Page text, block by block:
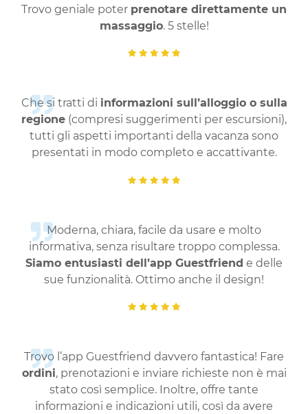
Trovo geniale poter prenotare direttamente un
massaggio. 5 stelle!
Che si tratti di informazioni sull’alloggio o sulla
regione (compresi suggerimenti per escursioni),
tutti gli aspetti importanti della vacanza sono
presentati in modo completo e accattivante.
Moderna, chiara, facile da usare e molto
informativa, senza risultare troppo complessa.
Siamo entusiasti dell’app Guestfriend e delle
sue funzionalità. Ottimo anche il design!
Trovo l’app Guestfriend davvero fantastica! Fare
ordini, prenotazioni e inviare richieste non è mai
stato così semplice. Inoltre, offre tante
informazioni e indicazioni utili, così da avere